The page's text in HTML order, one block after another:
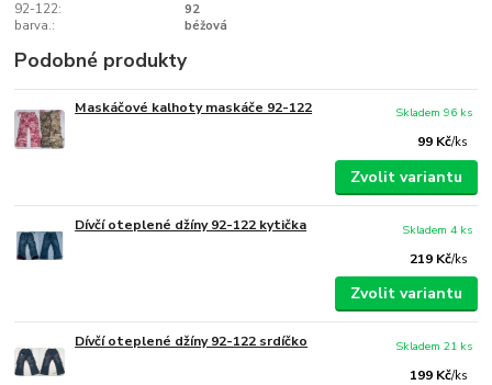
92-122:
92
barva.:
béžová
Podobné produkty
Maskáčové kalhoty maskáče 92-122
99 Kč/ks
Skladem 96 ks
Zvolit variantu
Dívčí oteplené džíny 92-122 kytička
219 Kč/ks
Skladem 4 ks
Zvolit variantu
Dívčí oteplené džíny 92-122 srdíčko
199 Kč/ks
Skladem 21 ks